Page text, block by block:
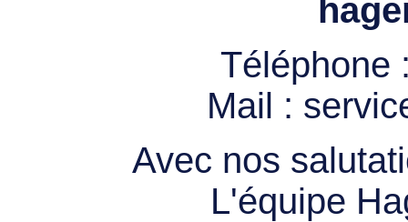
Téléphone
Mail :
Avec nos
L'équipe